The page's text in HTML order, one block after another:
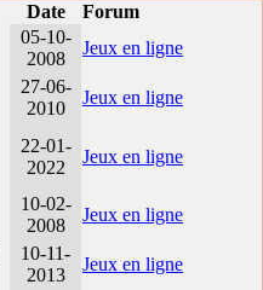
Date
Forum
05-10-
2008
Jeux en ligne
27-06-
2010
Jeux en ligne
22-01-
2022
Jeux en ligne
10-02-
2008
Jeux en ligne
10-11-
2013
Jeux en ligne